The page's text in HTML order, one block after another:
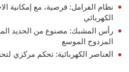
نظام الفرامل: قرصية، مع إمكانية
الكهربائي
رأس المشبك: مصنوع من الحديد
المزدوج الموسع
العناصر الكهربائية: تحكم مركزي